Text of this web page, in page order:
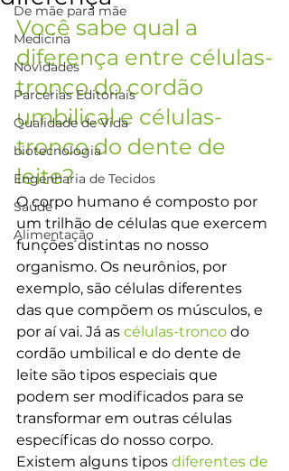
De mãe para mãe
Medicina
Novidades
Parcerias Editoriais
Qualidade de Vida
biotecnologia
Engenharia de Tecidos
Saúde
Alimentação
Você sabe qual a
diferença entre células-
tronco do cordão
umbilical e células-
tronco do dente de
leite?
O corpo humano é composto por
um trilhão de células que exercem
funções distintas no nosso
organismo. Os neurônios, por
exemplo, são células diferentes
das que compõem os músculos, e
por aí vai. Já as células-tronco do
cordão umbilical e do dente de
leite são tipos especiais que
podem ser modificados para se
transformar em outras células
específicas do nosso corpo.
Existem alguns tipos diferentes de